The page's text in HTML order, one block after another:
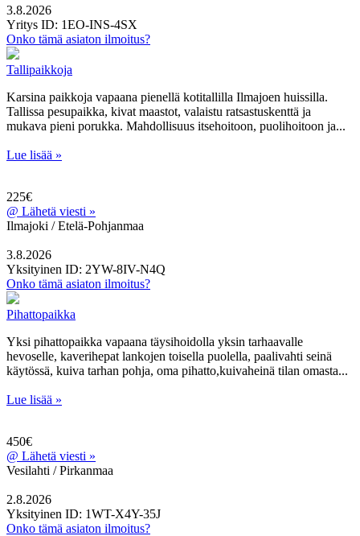
3.8.2026
Yritys ID: 1EO-INS-4SX
Onko tämä asiaton ilmoitus?
Tallipaikkoja
Karsina paikkoja vapaana pienellä kotitallilla Ilmajoen huissilla.
Tallissa pesupaikka, kivat maastot, valaistu ratsastuskenttä ja
mukava pieni porukka. Mahdollisuus itsehoitoon, puolihoitoon ja...
Lue lisää »
225€
@ Lähetä viesti »
Ilmajoki / Etelä-Pohjanmaa
3.8.2026
Yksityinen ID: 2YW-8IV-N4Q
Onko tämä asiaton ilmoitus?
Pihattopaikka
Yksi pihattopaikka vapaana täysihoidolla yksin tarhaavalle
hevoselle, kaverihepat lankojen toisella puolella, paalivahti seinä
käytössä, kuiva tarhan pohja, oma pihatto,kuivaheinä tilan omasta...
Lue lisää »
450€
@ Lähetä viesti »
Vesilahti / Pirkanmaa
2.8.2026
Yksityinen ID: 1WT-X4Y-35J
Onko tämä asiaton ilmoitus?